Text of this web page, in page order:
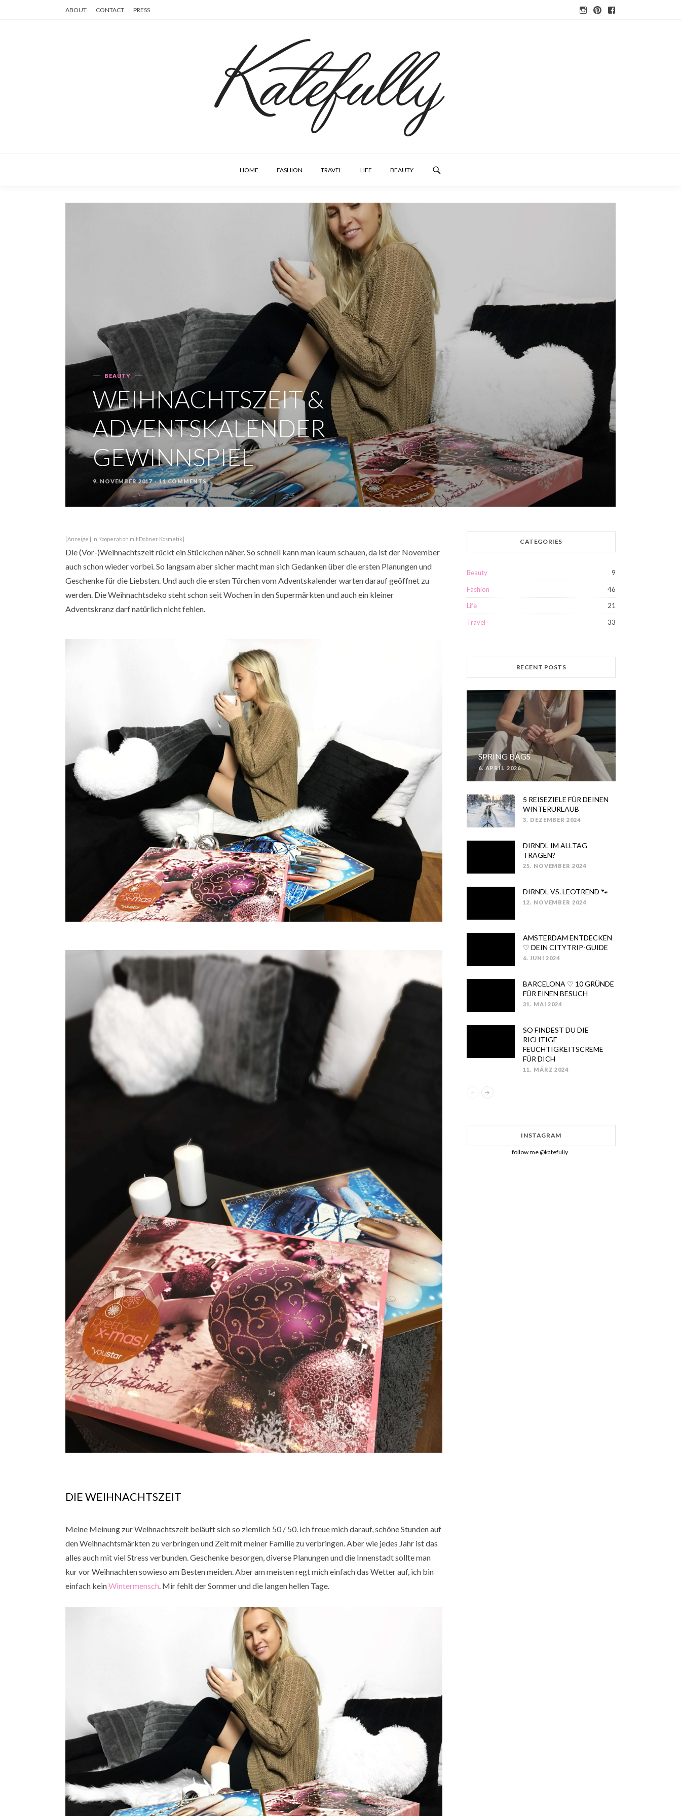
ABOUT CONTACT PRESS
Instagram
Pinterest
HOME FASHION TRAVEL LIFE BEAUTY
SEARCH
Categories
BEAUTY
WEIHNACHTSZEIT &
ADVENTSKALENDER
GEWINNSPIEL
POSTED
9. NOVEMBER 2017 11 COMMENTS
[Anzeige | In Kooperation mit Dobner Kosmetik]
Die (Vor-)Weihnachtszeit rückt ein Stückchen näher. So schnell kann man kaum schauen, da ist der November
auch schon wieder vorbei. So langsam aber sicher macht man sich Gedanken über die ersten Planungen und
Geschenke für die Liebsten. Und auch die ersten Türchen vom Adventskalender warten darauf geöffnet zu
werden. Die Weihnachtsdeko steht schon seit Wochen in den Supermärkten und auch ein kleiner
Adventskranz darf natürlich nicht fehlen.
DIE WEIHNACHTSZEIT
Meine Meinung zur Weihnachtszeit beläuft sich so ziemlich 50 / 50. Ich freue mich darauf, schöne Stunden auf
den Weihnachtsmärkten zu verbringen und Zeit mit meiner Familie zu verbringen. Aber wie jedes Jahr ist das
alles auch mit viel Stress verbunden. Geschenke besorgen, diverse Planungen und die Innenstadt sollte man
kur vor Weihnachten sowieso am Besten meiden. Aber am meisten regt mich einfach das Wetter auf, ich bin
einfach keinWintermensch. Mir fehlt der Sommer und die langen hellen Tage.
CATEGORIES
Beauty 9
Fashion 46
Life 21
Travel 33
RECENT POSTS
SPRING BAGS
POSTED
ON
6. APRIL 2026
5 REISEZIELE FÜR DEINEN
WINTERURLAUB
POSTED
3. DEZEMBER 2024
DIRNDL IM ALLTAG
TRAGEN?
POSTED
25. NOVEMBER 2024
DIRNDL VS. LEOTREND 🐾
POSTED
12. NOVEMBER 2024
AMSTERDAM ENTDECKEN
♡ DEIN CITYTRIP-GUIDE
POSTED
6. JUNI 2024
BARCELONA ♡ 10 GRÜNDE
FÜR EINEN BESUCH
POSTED
31. MAI 2024
SO FINDEST DU DIE
RICHTIGE
FEUCHTIGKEITSCREME
FÜR DICH
POSTED
11. MÄRZ 2024
INSTAGRAM
follow me @katefully_